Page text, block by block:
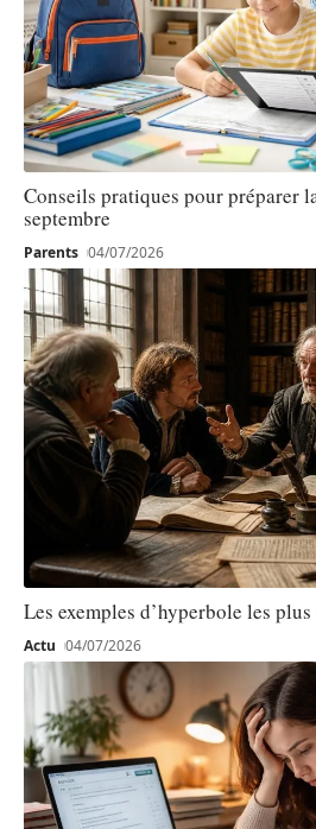
Conseils pratiques pour préparer
septembre
Parents 04/07/2026
Les exemples d’hyperbole les
Actu 04/07/2026